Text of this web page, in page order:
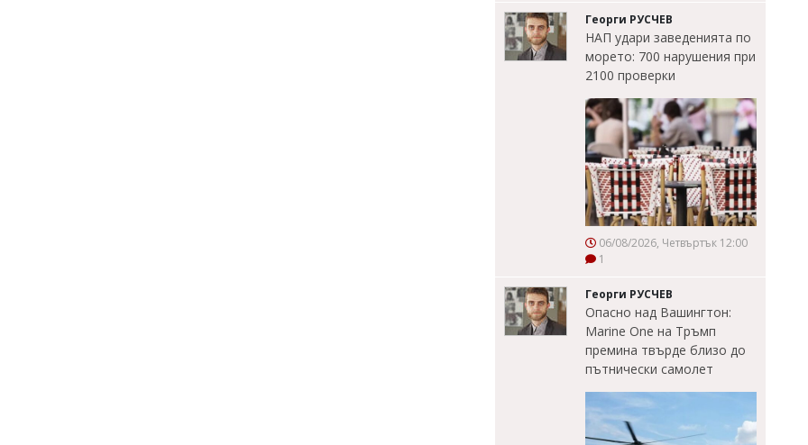
Георги РУСЧЕВ
НАП удари заведенията по
морето: 700 нарушения при
2100 проверки
06/08/2026, Четвъртък 12:00
1
Георги РУСЧЕВ
Опасно над Вашингтон:
Marine One на Тръмп
премина твърде близо до
пътнически самолет